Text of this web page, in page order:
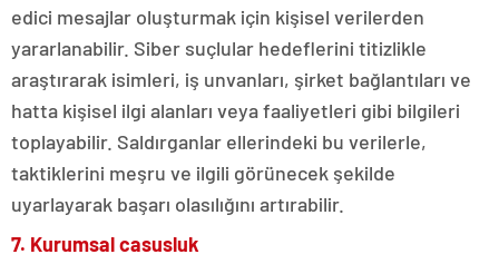
edici mesajlar oluşturmak için kişisel verilerden
yararlanabilir. Siber suçlular hedeflerini titizlikle
araştırarak isimleri, iş unvanları, şirket bağlantıları ve
hatta kişisel ilgi alanları veya faaliyetleri gibi bilgileri
toplayabilir. Saldırganlar ellerindeki bu verilerle,
taktiklerini meşru ve ilgili görünecek şekilde
uyarlayarak başarı olasılığını artırabilir.
7. Kurumsal casusluk